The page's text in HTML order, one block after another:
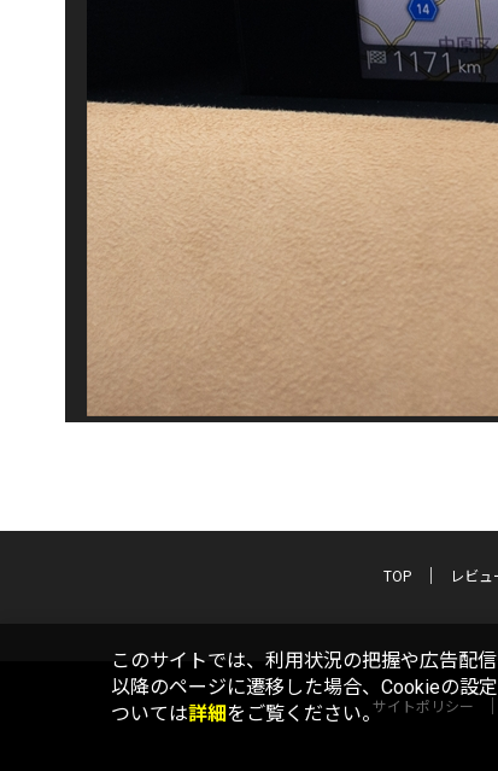
TOP レビュ
サイトポリシー
このサイトでは、利用状況の把握や広告配
以降のページに遷移した場合、Cookieの設
ついては詳細をご覧ください。